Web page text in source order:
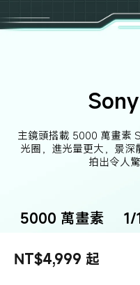
NT$4,999 起
主鏡頭搭載 5000 萬畫素
光圈，進光量更大，景
拍出令人
5000 萬畫素 1/